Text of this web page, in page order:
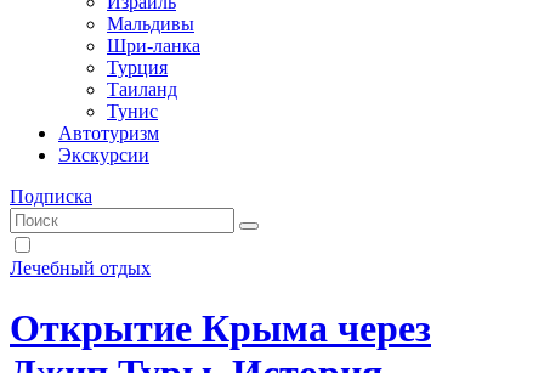
Мальдивы
Шри-ланка
Турция
Таиланд
Тунис
Автотуризм
Экскурсии
Подписка
Лечебный отдых
Открытие Крыма через